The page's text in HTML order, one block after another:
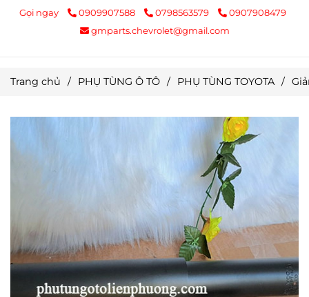
Gọi ngay 0909907588 0798563579
0907908479
gmparts.chevrolet@gmail.com
Trang chủ / PHỤ TÙNG Ô TÔ / PHỤ TÙNG TOYOTA /